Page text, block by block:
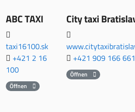
ABC TAXI
taxi16100.sk
+421 2 16
100
Öffnen
City taxi
+421 909 166 661
Öffnen